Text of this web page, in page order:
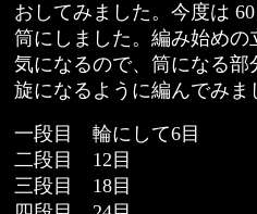
おしてみました。今度は
筒にしました。編み始め
気になるので、筒になる
旋になるように編んでみま
一段目 輪にして6目
二段目 12目
三段目 18目